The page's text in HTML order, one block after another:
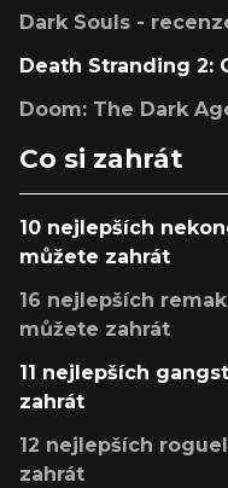
Dark Souls -
Death Stranding 2:
Doom: The Dark
Co si zahrát
10 nejlepších
můžete zahrát
16 nejlepších
můžete zahrát
11 nejlepších
zahrát
12 nejlepších
zahrát